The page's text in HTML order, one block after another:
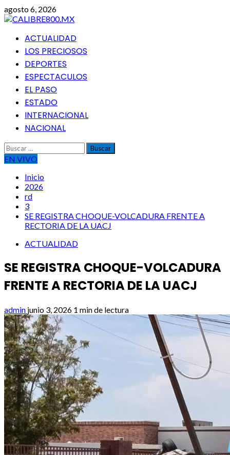
Saltar
al
agosto 6, 2026
Menú
principal
ACTUALIDAD
LOS PRECIOSOS
DEPORTES
ESPECTACULOS
EL PASO
ESTADO
INTERNACIONAL
NACIONAL
Buscar:
EN VIVO
Inicio
2026
rd
3
SE REGISTRA CHOQUE-VOLCADURA FRENTE A
RECTORIA DE LA UACJ
ACTUALIDAD
SE REGISTRA CHOQUE-VOLCADURA
FRENTE A RECTORIA DE LA UACJ
admin junio 3, 2026 1 min de lectura